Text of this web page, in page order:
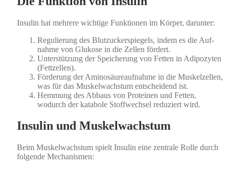
Insulin hat mehrere wichtige Funk­tio­nen im Kör­p­er, darunter:
Reg­ulierung des Blutzuck­er­spiegels, indem es die Auf­
nahme von Glukose in die Zellen fördert.
Unter­stützung der Spe­icherung von Fet­ten in Adipozyten
(Fettzellen).
Förderung der Aminosäureauf­nahme in die Muskelzellen,
was für das Muskelwach­s­tum entschei­dend ist.
Hem­mung des Abbaus von Pro­teinen und Fet­ten,
wodurch der katabole Stof­fwech­sel reduziert wird.
Insulin und Muskelwachstum
Beim Muskelwach­s­tum spielt Insulin eine zen­trale Rolle durch
fol­gende Mech­a­nis­men: